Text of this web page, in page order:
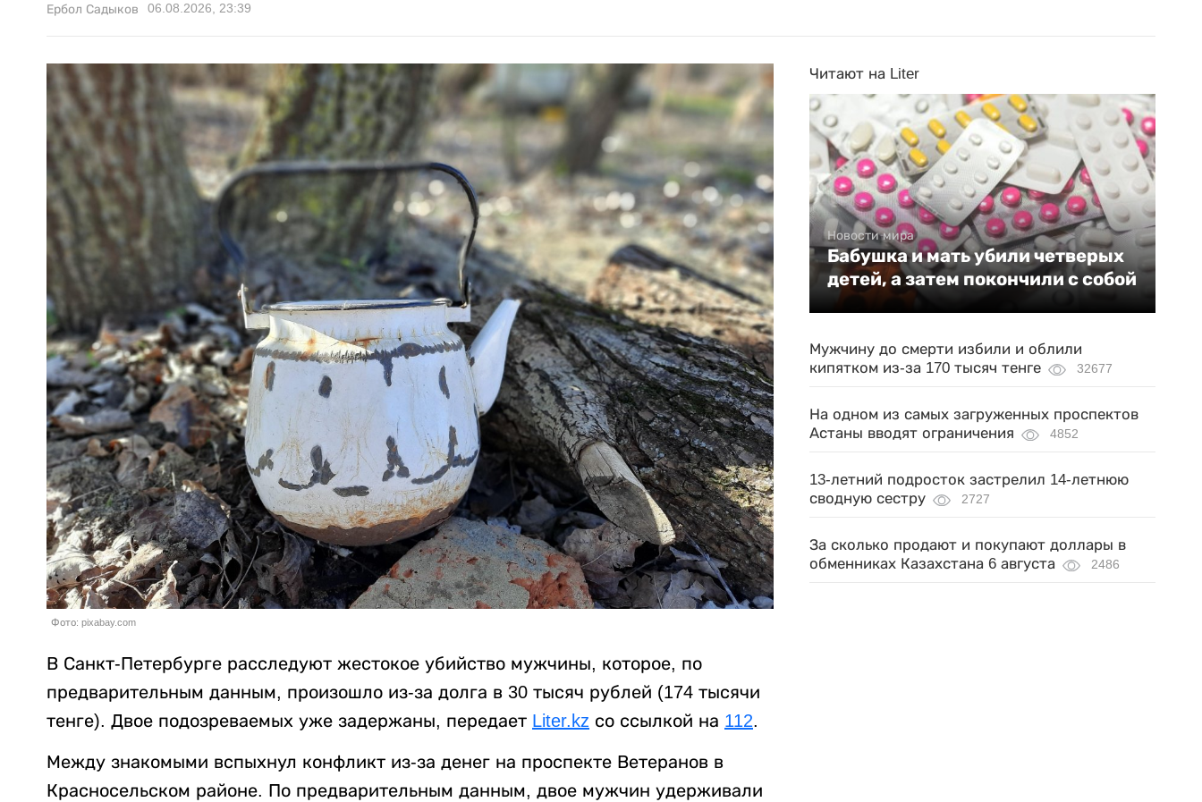
Ербол Садыков 06.08.2026, 23:39
Фото: pixabay.com
В Санкт-Петербурге расследуют жестокое убийство мужчины, которое, по
предварительным данным, произошло из-за долга в 30 тысяч рублей (174 тысячи
тенге). Двое подозреваемых уже задержаны, передает Liter.kz со ссылкой на 112.
Между знакомыми вспыхнул конфликт из-за денег на проспекте Ветеранов в
Красносельском районе. По предварительным данным, двое мужчин удерживали
Читают на Liter
Новости мира
Бабушка и мать убили четверых
детей, а затем покончили с собой
Мужчину до смерти избили и облили
кипятком из-за 170 тысяч тенге
32677
На одном из самых загруженных проспектов
Астаны вводят ограничения
4852
13-летний подросток застрелил 14-летнюю
сводную сестру
2727
За сколько продают и покупают доллары в
обменниках Казахстана 6 августа
2486